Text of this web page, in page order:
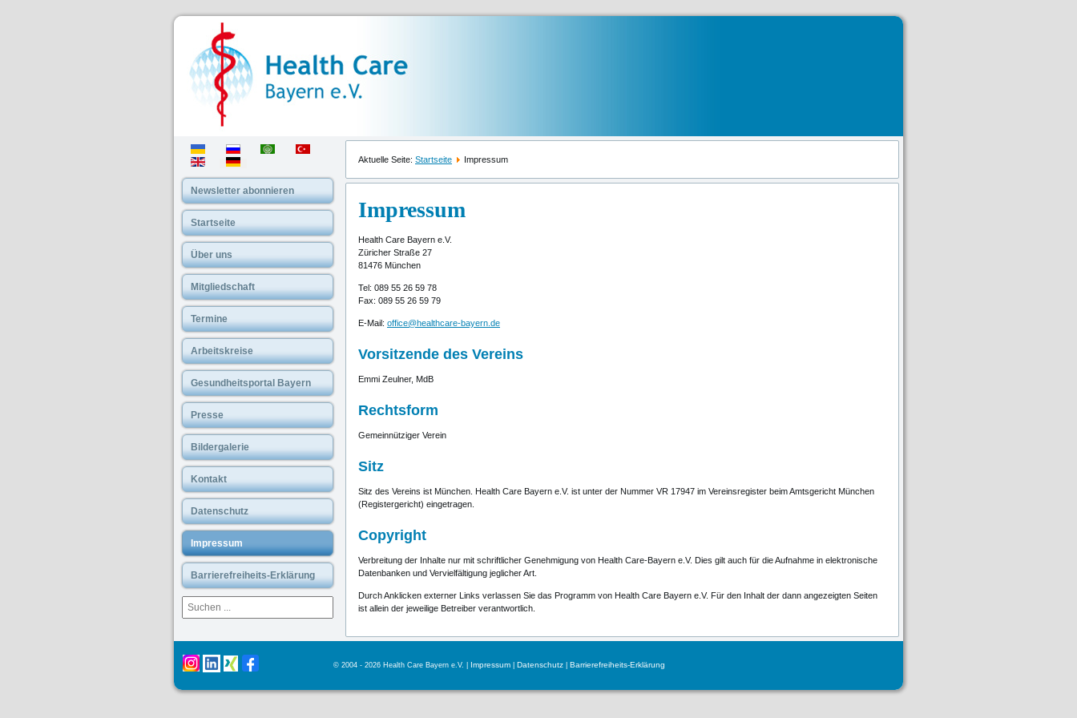
Newsletter abonnieren
Startseite
Über uns
Mitgliedschaft
Termine
Arbeitskreise
Gesundheitsportal Bayern
Presse
Bildergalerie
Kontakt
Datenschutz
Impressum
Barrierefreiheits-Erklärung
Aktuelle Seite: Startseite Impressum
Impressum
Health Care Bayern e.V.
Züricher Straße 27
81476 München
Tel: 089 55 26 59 78
Fax: 089 55 26 59 79
E-Mail: office@healthcare-bayern.de
Vorsitzende des Vereins
Emmi Zeulner, MdB
Rechtsform
Gemeinnütziger Verein
Sitz
Sitz des Vereins ist München. Health Care Bayern e.V. ist unter der Nummer VR 17947 im Vereinsregister beim Amtsgericht München
(Registergericht) eingetragen.
Copyright
Verbreitung der Inhalte nur mit schriftlicher Genehmigung von Health Care-Bayern e.V. Dies gilt auch für die Aufnahme in elektronische
Datenbanken und Vervielfältigung jeglicher Art.
Durch Anklicken externer Links verlassen Sie das Programm von Health Care Bayern e.V. Für den Inhalt der dann angezeigten Seiten
ist allein der jeweilige Betreiber verantwortlich.
© 2004 - 2026 Health Care Bayern e.V. | Impressum| Datenschutz| Barrierefreiheits-Erklärung